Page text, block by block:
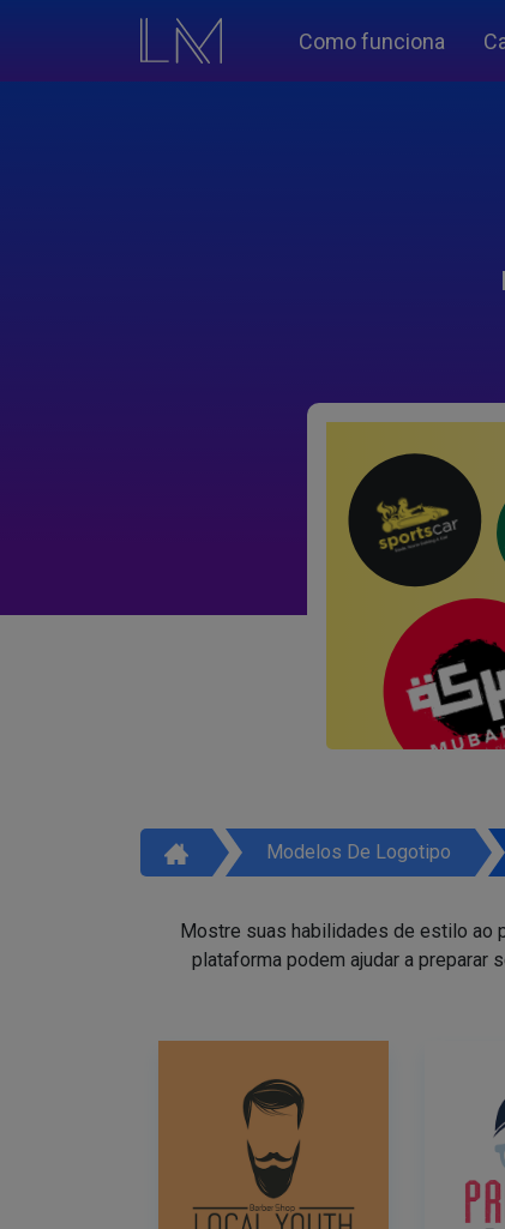
Como funciona
Modelos De Logotipo
Mostre suas habilidades de estilo ao
plataforma podem ajudar a preparar